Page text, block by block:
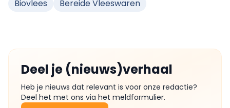
Biovlees
Bereide Vleeswaren
Deel je (nieuws)verhaal
Heb je nieuws dat relevant is voor onze redactie?
Deel het met ons via het meldformulier.